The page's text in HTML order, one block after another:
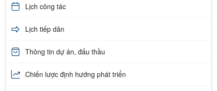
Lịch công tác
Lịch tiếp dân
Thông tin dự án, đấu thầu
Chiến lược định hướng phát triển